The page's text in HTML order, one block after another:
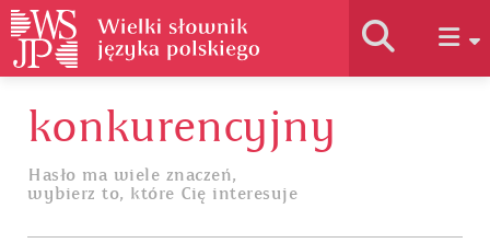
Historia słownika
Jak korzystać
konkurencyjny
Hasło ma wiele znaczeń,
wybierz to, które Cię interesuje